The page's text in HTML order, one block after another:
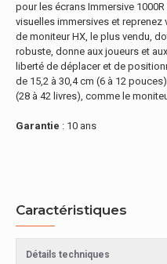
pour les écrans Immersive
visuelles immersives et
de moniteur HX, le plus vendu,
robuste, donne aux joueurs et
liberté de déplacer et de
de 15,2 à 30,4 cm (6 à 12
(28 à 42 livres), comme le
Garantie : 10 ans
Caractéristiques
Détails techniques